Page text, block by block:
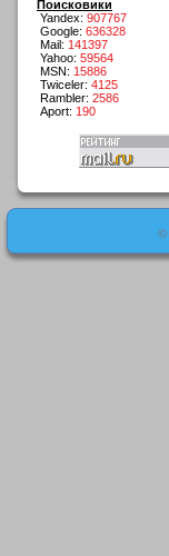
Поисковики
Yandex: 907767
Google: 636328
Mail: 141397
Yahoo: 59564
MSN: 15886
Twiceler: 4125
Rambler: 2586
Aport: 190
©